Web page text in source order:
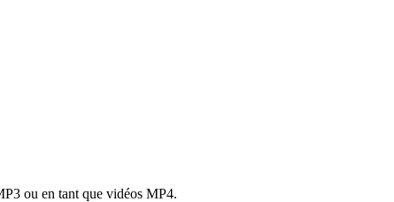
ou en tant que vidéos MP4.